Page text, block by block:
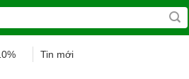
Tin mới